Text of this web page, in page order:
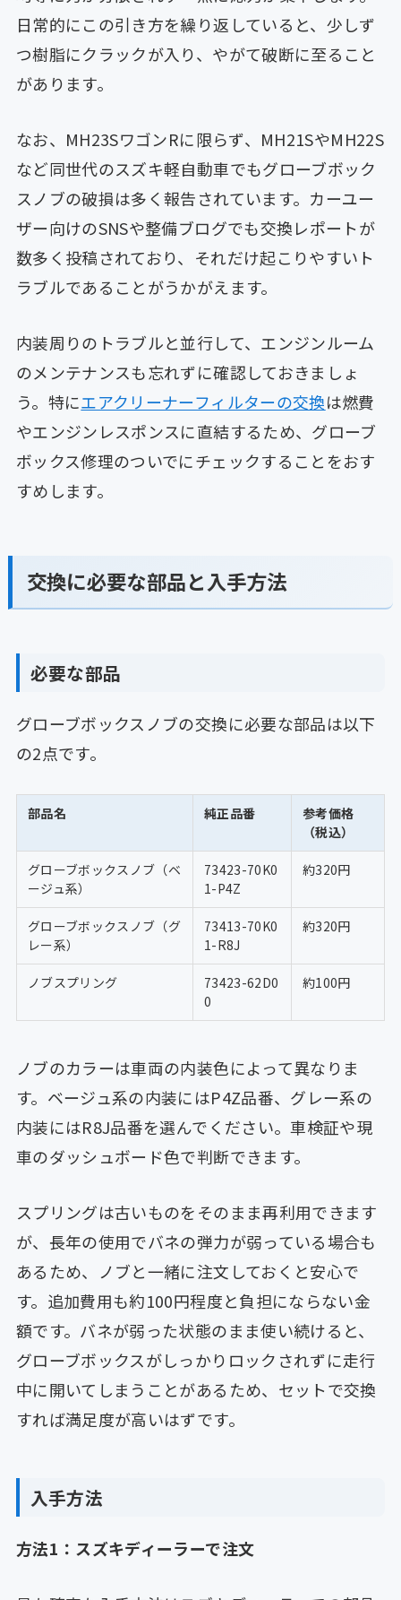
日常的にこの引き方を繰り返していると、少しず
つ樹脂にクラックが入り、やがて破断に至ること
があります。
なお、MH23SワゴンRに限らず、MH21SやMH22S
など同世代のスズキ軽自動車でもグローブボック
スノブの破損は多く報告されています。カーユー
ザー向けのSNSや整備ブログでも交換レポートが
数多く投稿されており、それだけ起こりやすいト
ラブルであることがうかがえます。
内装周りのトラブルと並行して、エンジンルーム
のメンテナンスも忘れずに確認しておきましょ
う。特にエアクリーナーフィルターの交換は燃費
やエンジンレスポンスに直結するため、グローブ
ボックス修理のついでにチェックすることをおす
すめします。
交換に必要な部品と入手方法
必要な部品
グローブボックスノブの交換に必要な部品は以下
の2点です。
部品名 純正品番
参考価格
（税込）
グローブボックスノブ（ベ
ージュ系）
73423-70K0
1-P4Z
約320円
グローブボックスノブ（グ
レー系）
73413-70K0
1-R8J
約320円
ノブスプリング
73423-62D0
0
約100円
ノブのカラーは車両の内装色によって異なりま
す。ベージュ系の内装にはP4Z品番、グレー系の
内装にはR8J品番を選んでください。車検証や現
車のダッシュボード色で判断できます。
スプリングは古いものをそのまま再利用できます
が、長年の使用でバネの弾力が弱っている場合も
あるため、ノブと一緒に注文しておくと安心で
す。追加費用も約100円程度と負担にならない金
額です。バネが弱った状態のまま使い続けると、
グローブボックスがしっかりロックされずに走行
中に開いてしまうことがあるため、セットで交換
すれば満足度が高いはずです。
入手方法
方法1：スズキディーラーで注文